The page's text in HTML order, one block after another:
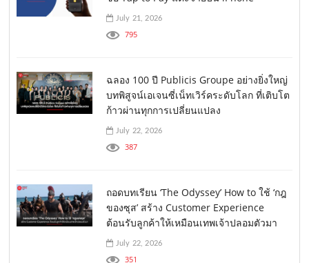
July 21, 2026
795
ฉลอง 100 ปี Publicis Groupe อย่างยิ่งใหญ่
บทพิสูจน์เอเจนซี่เน็ทเวิร์คระดับโลก ที่เติบโต
ก้าวผ่านทุกการเปลี่ยนแปลง
July 22, 2026
387
ถอดบทเรียน ‘The Odyssey’ How to ใช้ ‘กฎ
ของซุส’ สร้าง Customer Experience
ต้อนรับลูกค้าให้เหมือนเทพเจ้าปลอมตัวมา
July 22, 2026
351